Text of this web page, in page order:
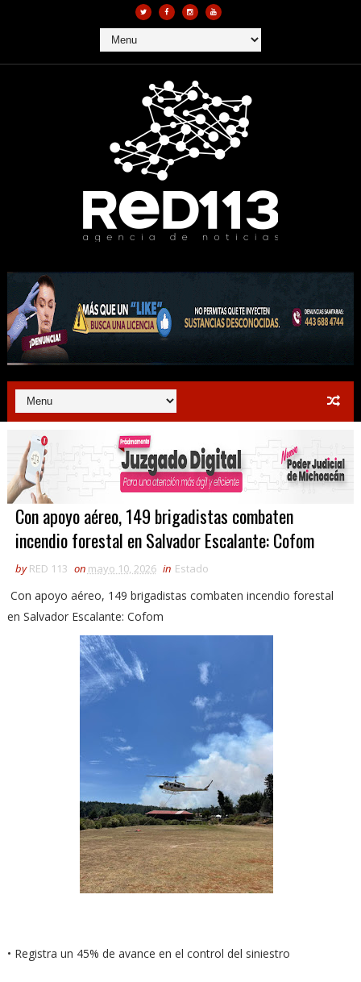
Con apoyo aéreo, 149 brigadistas combaten
incendio forestal en Salvador Escalante: Cofom
by RED 113 on mayo 10, 2026 in Estado
Con apoyo aéreo, 149 brigadistas combaten incendio forestal
en Salvador Escalante: Cofom
• Registra un 45% de avance en el control del siniestro